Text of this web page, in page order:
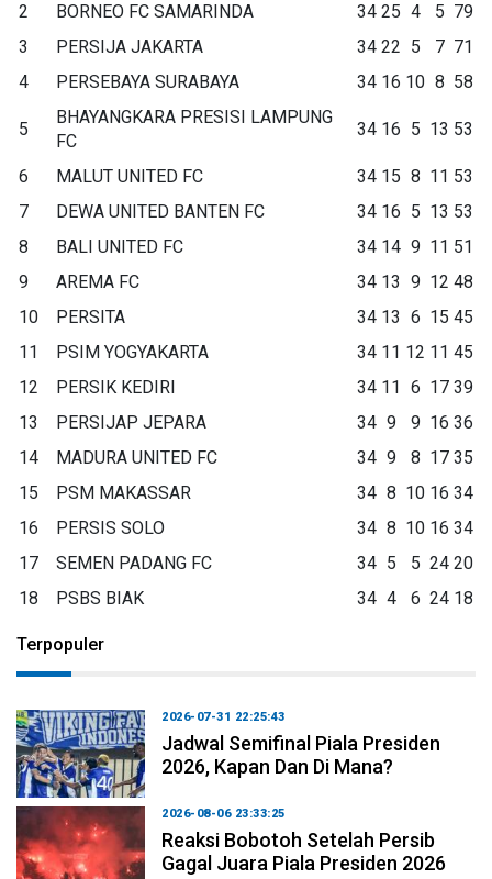
2
BORNEO FC SAMARINDA 34 25 4 5 79
3
PERSIJA JAKARTA 34 22 5 7 71
4
PERSEBAYA SURABAYA 34 16 10 8 58
5
BHAYANGKARA PRESISI LAMPUNG
FC
34 16 5 13 53
6 MALUT UNITED FC 34 15 8 11 53
7
DEWA UNITED BANTEN FC 34 16 5 13 53
8
BALI UNITED FC 34 14 9 11 51
9
AREMA FC 34 13 9 12 48
10
PERSITA 34 13 6 15 45
11
PSIM YOGYAKARTA 34 11 12 11 45
12
PERSIK KEDIRI 34 11 6 17 39
13
PERSIJAP JEPARA 34 9 9 16 36
14
MADURA UNITED FC 34 9 8 17 35
15
PSM MAKASSAR 34 8 10 16 34
16
PERSIS SOLO 34 8 10 16 34
17
SEMEN PADANG FC 34 5 5 24 20
18
PSBS BIAK 34 4 6 24 18
Terpopuler
2026-07-31 22:25:43
Jadwal Semifinal Piala Presiden
2026, Kapan Dan Di Mana?
2026-08-06 23:33:25
Reaksi Bobotoh Setelah Persib
Gagal Juara Piala Presiden 2026